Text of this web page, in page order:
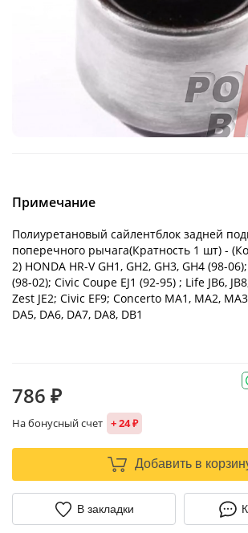
Примечание
Полиуретановый сайлентблок задней
поперечного рычага(Кратность 1 шт) -
2) HONDA HR-V GH1, GH2, GH3, GH4 (98-
(98-02); Civic Coupe EJ1 (92-95) ; Life JB6,
Zest JE2; Civic EF9; Concerto MA1, MA2,
DA5, DA6, DA7, DA8, DB1
786 ₽
На бонусный счет + 24 ₽
Добавить в
В закладки